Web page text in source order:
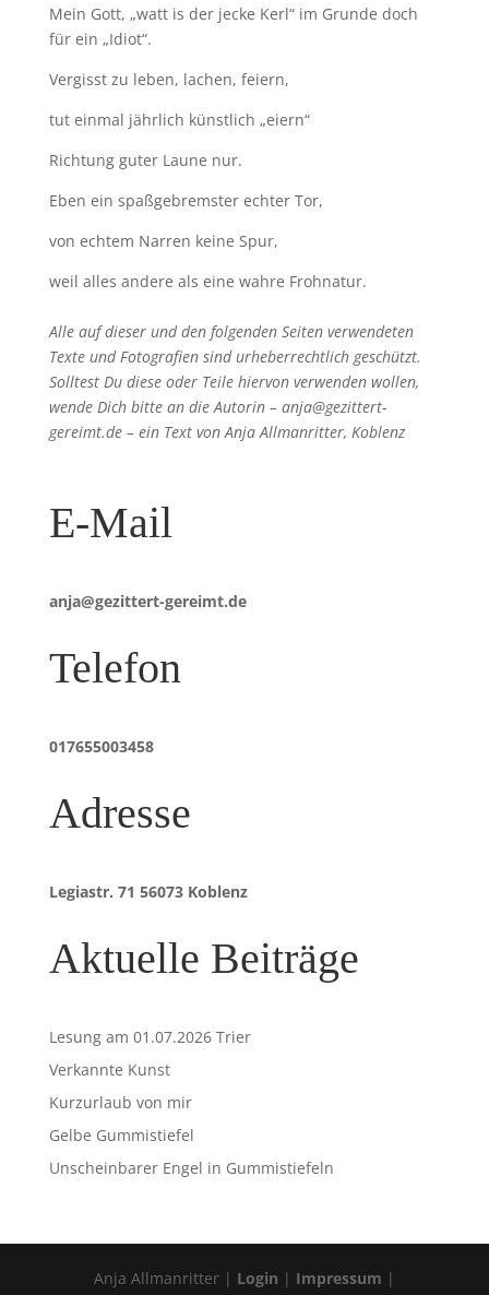
Mein Gott, „watt is der jecke Kerl“ im Grunde doch
für ein „Idiot“.
Vergisst zu leben, lachen, feiern,
tut einmal jährlich künstlich „eiern“
Richtung guter Laune nur.
Eben ein spaßgebremster echter Tor,
von echtem Narren keine Spur,
weil alles andere als eine wahre Frohnatur.
Alle auf dieser und den folgenden Seiten verwendeten
Texte und Fotografien sind urheberrechtlich geschützt.
Solltest Du diese oder Teile hiervon verwenden wollen,
wende Dich bitte an die Autorin – anja@gezittert-
gereimt.de – ein Text von Anja Allmanritter, Koblenz
E-Mail
anja@gezittert-gereimt.de
Telefon
017655003458
Adresse
Legiastr. 71 56073 Koblenz
Aktuelle Beiträge
Lesung am 01.07.2026 Trier
Verkannte Kunst
Kurzurlaub von mir
Gelbe Gummistiefel
Unscheinbarer Engel in Gummistiefeln
Anja Allmanritter | Login | Impressum |